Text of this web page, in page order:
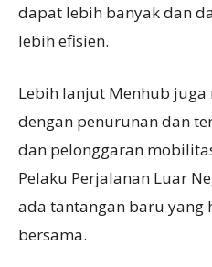
dapat lebih banyak dan
lebih efisien.
Lebih lanjut Menhub
dengan penurunan dan
dan pelonggaran
Pelaku Perjalanan Luar
ada tantangan baru yang
bersama.